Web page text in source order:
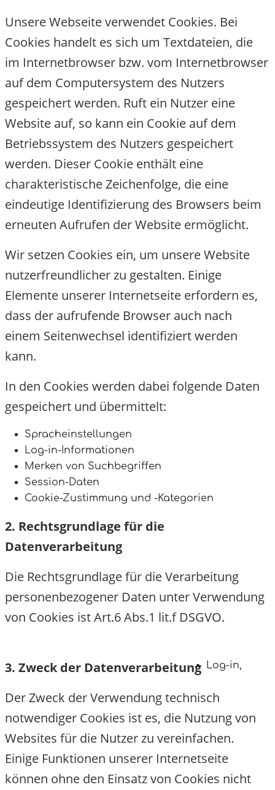
Unsere Webseite verwendet Cookies. Bei
Cookies handelt es sich um Textdateien, die
im Internetbrowser bzw. vom
auf dem Computersystem des Nutzers
gespeichert werden. Ruft ein Nutzer eine
Website auf, so kann ein Cookie auf dem
Betriebssystem des Nutzers gespeichert
werden. Dieser Cookie enthält eine
charakteristische Zeichenfolge, die eine
eindeutige Identifizierung des Browsers beim
erneuten Aufrufen der Website ermöglicht.
Wir setzen Cookies ein, um unsere Website
nutzerfreundlicher zu gestalten. Einige
Elemente unserer Internetseite erfordern es,
dass der aufrufende Browser auch nach
einem Seitenwechsel identifiziert werden
kann.
In den Cookies werden dabei folgende Daten
gespeichert und übermittelt:
Spracheinstellungen
Log-in-Informationen
Merken von Suchbegriffen
Session-Daten
Cookie-Zustimmung und -Kategorien
2. Rechtsgrundlage für die
Datenverarbeitung
Die Rechtsgrundlage für die Verarbeitung
personenbezogener Daten unter Verwendung
von Cookies ist Art.6 Abs.1 lit.f DSGVO.
3. Zweck der Datenverarbeitung
Der Zweck der Verwendung technisch
notwendiger Cookies ist es, die Nutzung von
Websites für die Nutzer zu vereinfachen.
Einige Funktionen unserer Internetseite
können ohne den Einsatz von Cookies nicht
Log-in